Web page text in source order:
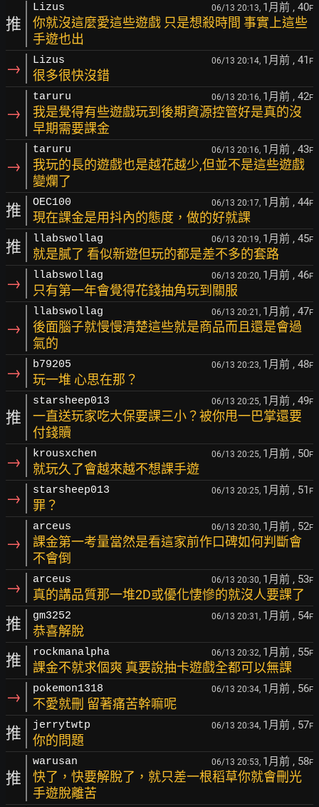
推
Lizus 06/13 20:13, 1月前 , 40F
你就沒這麼愛這些遊戲 只是想殺時間 事實上這些
手遊也出
→ Lizus 06/13 20:14, 1月前 , 41 F
很多很快沒錯
→
taruru 06/13 20:16, 1月前 , 42F
我是覺得有些遊戲玩到後期資源控管好是真的沒
早期需要課金
→
taruru 06/13 20:16, 1月前 , 43F
我玩的長的遊戲也是越花越少,但並不是這些遊戲
變爛了
推 OEC100 06/13 20:17, 1月前 , 44F
現在課金是用抖內的態度，做的好就課
推 llabswollag 06/13 20:19, 1月前 , 45F
就是膩了 看似新遊但玩的都是差不多的套路
→ llabswollag 06/13 20:20, 1月前 , 46F
只有第一年會覺得花錢抽角玩到關服
→
llabswollag 06/13 20:21, 1月前 , 47F
後面腦子就慢慢清楚這些就是商品而且還是會過
氣的
→ b79205 06/13 20:23, 1月前 , 48F
玩一堆 心思在那？
推
starsheep013 06/13 20:25, 1月前 , 49F
一直送玩家吃大保要課三小？被你甩一巴掌還要
付錢贖
→ krousxchen 06/13 20:25, 1月前 , 50F
就玩久了會越來越不想課手遊
→ starsheep013 06/13 20:25, 1月前 , 51 F
罪？
→
arceus 06/13 20:30, 1月前 , 52F
課金第一考量當然是看這家前作口碑如何判斷會
不會倒
→ arceus 06/13 20:30, 1月前 , 53F
真的講品質那一堆2D或優化悽慘的就沒人要課了
推 gm3252 06/13 20:31, 1月前 , 54F
恭喜解脫
推 rockmanalpha 06/13 20:32, 1月前 , 55F
課金不就求個爽 真要說抽卡遊戲全都可以無課
→ pokemon1318 06/13 20:34, 1月前 , 56F
不愛就刪 留著痛苦幹嘛呢
推 jerrytwtp 06/13 20:34, 1月前 , 57F
你的問題
推
warusan 06/13 20:53, 1月前 , 58F
快了，快要解脫了，就只差一根稻草你就會刪光
手遊脫離苦